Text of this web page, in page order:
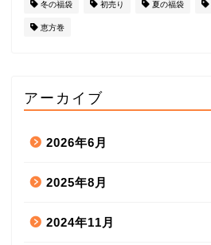
冬の福袋 初売り 夏の福袋
恵方巻
アーカイブ
2026年6月
2025年8月
2024年11月